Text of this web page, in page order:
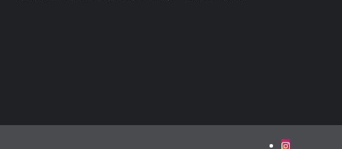
Instagram